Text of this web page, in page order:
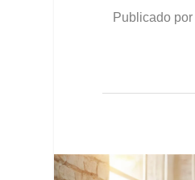
Publicado por